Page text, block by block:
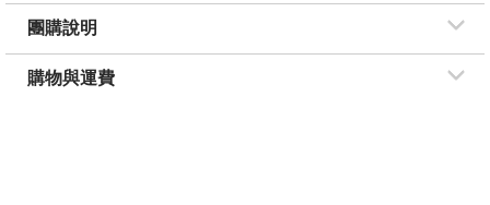
團購說明
購物與運費